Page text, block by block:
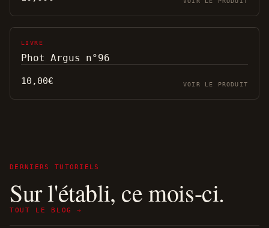
LIVRE
Phot Argus n°96
10,00€ VOIR LE PRODUIT
DERNIERS TUTORIELS
Sur l'établi, ce mois-ci.
TOUT LE BLOG →